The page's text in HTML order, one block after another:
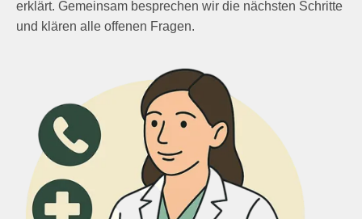
erklärt. Gemeinsam besprechen wir die nächsten Schritte
und klären alle offenen Fragen.